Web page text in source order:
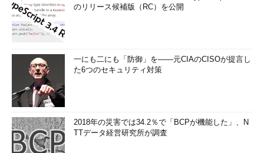
のリリース候補版（RC）を公開
一にも二にも「防御」を――元CIAのCISOが提言し
た6つのセキュリティ対策
2018年の災害では34.2％で「BCPが機能した」、N
TTデータ経営研究所が調査